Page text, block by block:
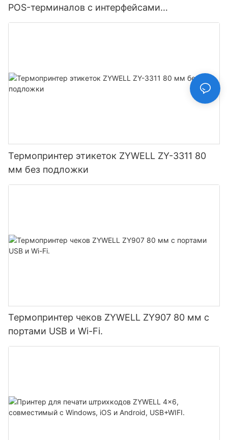
POS-терминалов с интерфейсами
USB+LAN/USB+WIFI/Bluetooth (опционально),
Термопринтер этикеток ZYWELL ZY-3311 80
мм без подложки
Термопринтер чеков ZYWELL ZY907 80 мм с
портами USB и Wi-Fi.